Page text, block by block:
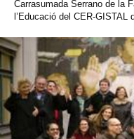
Carrasumada Serrano de la
l’Educació del CER-GISTAL